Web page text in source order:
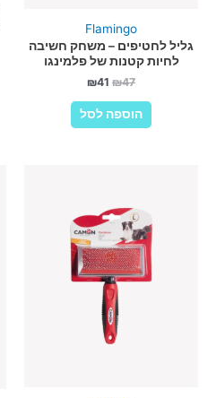
Flamingo
גליל לחטיפים – משחק חשיבה
לחיות קטנות של פלמינגו
₪47
המחיר
היה:
₪41
המחיר
הוא:
₪41.
הוספה לסל